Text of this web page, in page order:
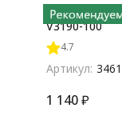
V3190-100
4.7
Артикул:
1 140 ₽